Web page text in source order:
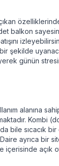
balkon
şekilde
günün
alanına
Kombi
bile sıcacık
ayrıca bir
içerisinde açık